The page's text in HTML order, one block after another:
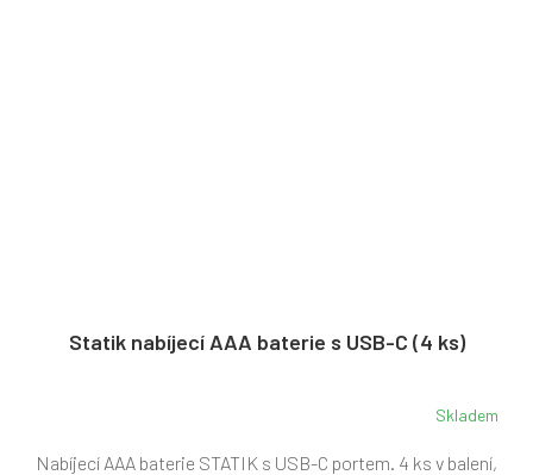
Statik nabíjecí AAA baterie s USB-C (4 ks)
Skladem
Nabíjecí AAA baterie STATIK s USB-C portem. 4 ks v balení,